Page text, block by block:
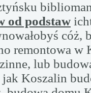
od podstaw
cóż,
remontowa w
lub
Koszalin